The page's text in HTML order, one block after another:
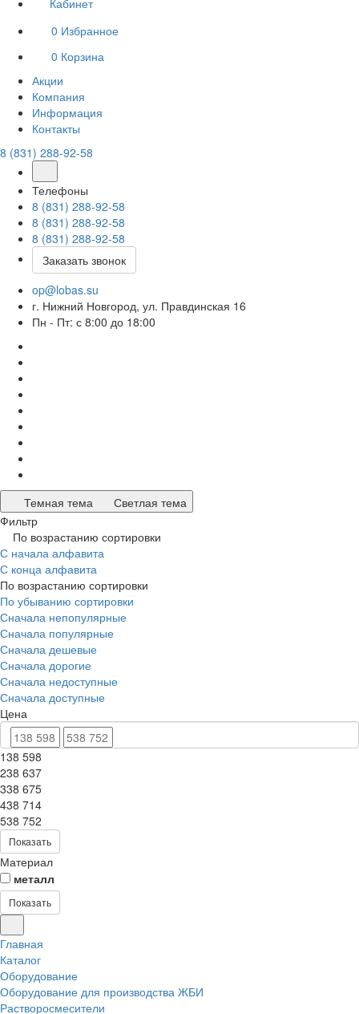
Кабинет
0 Избранное
0 Корзина
Акции
Компания
Информация
Контакты
8 (831) 288-92-58
Телефоны
8 (831) 288-92-58
8 (831) 288-92-58
8 (831) 288-92-58
Заказать звонок
op@lobas.su
г. Нижний Новгород, ул. Правдинская 16
Пн - Пт: с 8:00 до 18:00
Темная тема
Светлая тема
Фильтр
По возрастанию сортировки
С начала алфавита
С конца алфавита
По возрастанию сортировки
По убыванию сортировки
Сначала непопулярные
Сначала популярные
Сначала дешевые
Сначала дорогие
Сначала недоступные
Сначала доступные
Цена
138 598
238 637
338 675
438 714
538 752
Показать
Материал
металл
Показать
Главная
Каталог
Оборудование
Оборудование для производства ЖБИ
Растворосмесители